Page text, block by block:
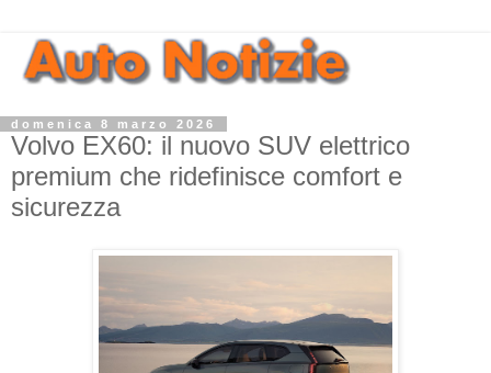
domenica 8 marzo 2026
Volvo EX60: il nuovo SUV elettrico
premium che ridefinisce comfort e
sicurezza